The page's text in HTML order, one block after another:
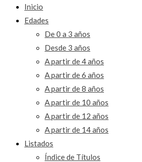
Inicio
Edades
De 0 a 3 años
Desde 3 años
A partir de 4 años
A partir de 6 años
A partir de 8 años
A partir de 10 años
A partir de 12 años
A partir de 14 años
Listados
Índice de Títulos